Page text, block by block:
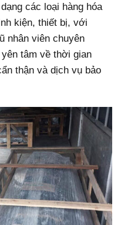
các loại hàng hóa
kiện, thiết bị, với
nhân viên chuyên
tâm về thời gian
thận và dịch vụ bảo